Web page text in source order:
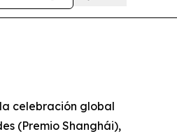
la celebración global
(Premio Shanghái),